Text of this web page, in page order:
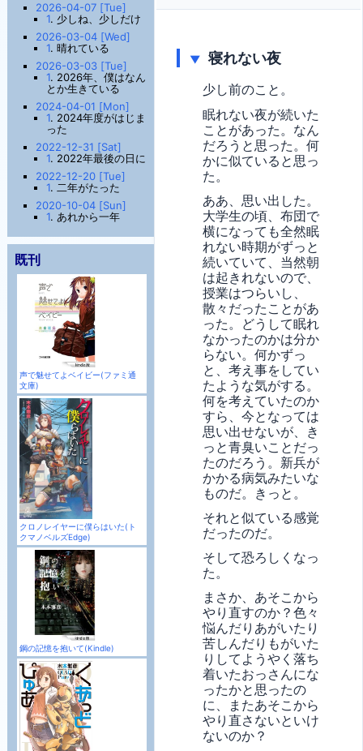
2026-04-07 [Tue]
1. 少しね、少しだけ
2026-03-04 [Wed]
1. 晴れている
2026-03-03 [Tue]
1. 2026年、僕はなん
とか生きている
2024-04-01 [Mon]
1. 2024年度がはじま
った
2022-12-31 [Sat]
1. 2022年最後の日に
2022-12-20 [Tue]
1. 二年がたった
2020-10-04 [Sun]
1. あれから一年
既刊
声で魅せてよベイビー(ファミ通
文庫)
クロノレイヤーに僕らはいた(ト
クマノベルズEdge)
鋼の記憶を抱いて(Kindle)
▼ 寝れない夜
少し前のこと。
眠れない夜が続いた
ことがあった。なん
だろうと思った。何
かに似ていると思っ
た。
ああ、思い出した。
大学生の頃、布団で
横になっても全然眠
れない時期がずっと
続いていて、当然朝
は起きれないので、
授業はつらいし、
散々だったことがあ
った。どうして眠れ
なかったのかは分か
らない。何かずっ
と、考え事をしてい
たような気がする。
何を考えていたのか
すら、今となっては
思い出せないが、き
っと青臭いことだっ
たのだろう。新兵が
かかる病気みたいな
ものだ。きっと。
それと似ている感覚
だったのだ。
そして恐ろしくなっ
た。
まさか、あそこから
やり直すのか？色々
悩んだりあがいたり
苦しんだりもがいた
りしてようやく落ち
着いたおっさんにな
ったかと思ったの
に、またあそこから
やり直さないといけ
ないのか？